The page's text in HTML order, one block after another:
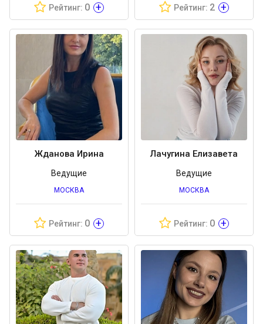
Рейтинг: 0 + Рейтинг: 2 +
Жданова Ирина
Ведущие
МОСКВА
Рейтинг: 0 +
Лачугина Елизавета
Ведущие
МОСКВА
Рейтинг: 0 +